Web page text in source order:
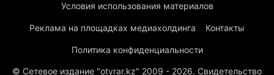
Условия использования материалов
Реклама на площадках медиахолдинга Контакты
Политика конфиденциальности
© Сетевое издание "otyrar.kz" 2009 - 2026. Свидетельство